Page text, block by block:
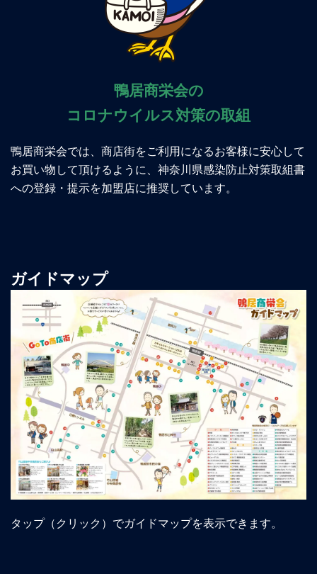
鴨居商栄会の
コロナウイルス対策の取組
鴨居商栄会では、商店街をご利用になるお客様に安心して
お買い物して頂けるように、神奈川県感染防止対策取組書
への登録・提示を加盟店に推奨しています。
ガイドマップ
タップ（クリック）でガイドマップを表示できます。